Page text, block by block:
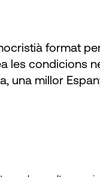
format
les condicions
una millor